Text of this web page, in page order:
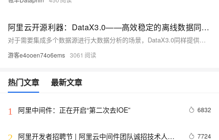
阿里云开源利器：DataX3.0——高效稳定的离线数据同步解决方案
对于需要集成多个数据源进行大数据分析的场景，DataX3.0同样提供了有力的支持。企业可以使用DataX将多个数据源的数据集成到一个统一的数据存储系统中，以便进行后续的数据分析和挖掘工作。这种集成能力有助于提升数据分析的效率和准确性，为企业决策提供有力支持。
游客e4ooen74o6ems 3061
热门文章 最新文章
1 阿里中间件：正在开启“第二次去IOE” 6832
2
阿里开发者招聘节 | 阿里云中间件团队诚招技术人才
7724